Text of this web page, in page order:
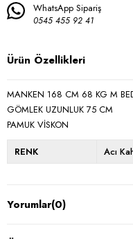
WhatsApp Sipariş
0545 455 92 41
Ürün Özellikleri
MANKEN 168 CM 68 KG M
GÖMLEK UZUNLUK 75 CM
PAMUK VİSKON
RENK Acı
Yorumlar(0)